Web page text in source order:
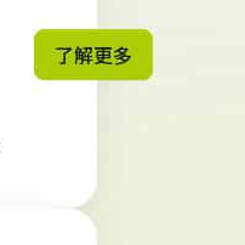
了解更多